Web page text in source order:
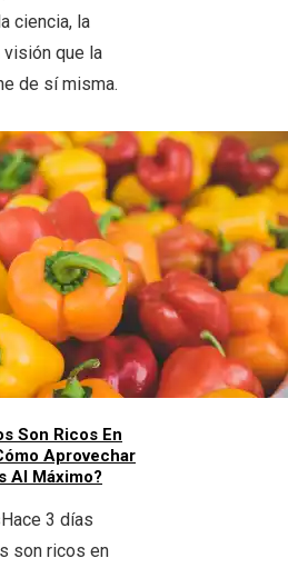
ciencia, la
que la
de sí misma.
Son Ricos En
Aprovechar
Al Máximo?
Hace 3 días
son ricos en